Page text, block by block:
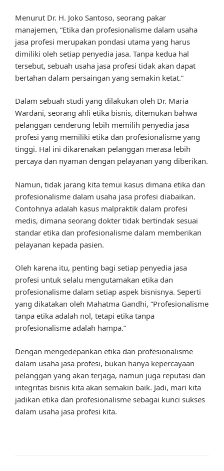
Menurut Dr. H. Joko Santoso, seorang pakar
manajemen, “Etika dan profesionalisme dalam usaha
jasa profesi merupakan pondasi utama yang harus
dimiliki oleh setiap penyedia jasa. Tanpa kedua hal
tersebut, sebuah usaha jasa profesi tidak akan dapat
bertahan dalam persaingan yang semakin ketat.”
Dalam sebuah studi yang dilakukan oleh Dr. Maria
Wardani, seorang ahli etika bisnis, ditemukan bahwa
pelanggan cenderung lebih memilih penyedia jasa
profesi yang memiliki etika dan profesionalisme yang
tinggi. Hal ini dikarenakan pelanggan merasa lebih
percaya dan nyaman dengan pelayanan yang diberikan.
Namun, tidak jarang kita temui kasus dimana etika dan
profesionalisme dalam usaha jasa profesi diabaikan.
Contohnya adalah kasus malpraktik dalam profesi
medis, dimana seorang dokter tidak bertindak sesuai
standar etika dan profesionalisme dalam memberikan
pelayanan kepada pasien.
Oleh karena itu, penting bagi setiap penyedia jasa
profesi untuk selalu mengutamakan etika dan
profesionalisme dalam setiap aspek bisnisnya. Seperti
yang dikatakan oleh Mahatma Gandhi, “Profesionalisme
tanpa etika adalah nol, tetapi etika tanpa
profesionalisme adalah hampa.”
Dengan mengedepankan etika dan profesionalisme
dalam usaha jasa profesi, bukan hanya kepercayaan
pelanggan yang akan terjaga, namun juga reputasi dan
integritas bisnis kita akan semakin baik. Jadi, mari kita
jadikan etika dan profesionalisme sebagai kunci sukses
dalam usaha jasa profesi kita.